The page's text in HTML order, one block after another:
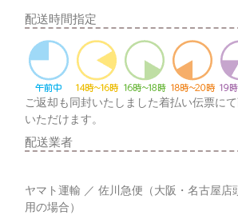
配送時間指定
ご返却も同封いたしました着払い伝票に
いただけます。
配送業者
ヤマト運輸 ／ 佐川急便（大阪・名古屋店
用の場合）